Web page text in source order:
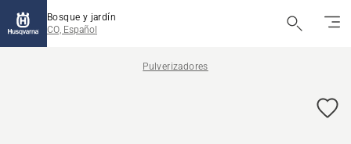
Bosque y jardín
CO, Español
Pulverizadores